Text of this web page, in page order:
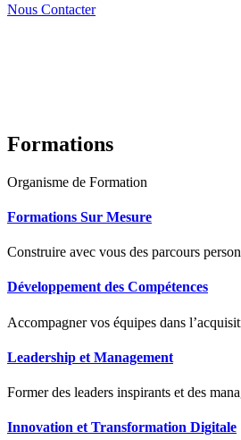
Nous Contacter
Formations
Organisme de Formation
Formations Sur Mesure
Construire avec vous des parcours
Développement des Compétences
Accompagner vos équipes dans
Leadership et Management
Former des leaders inspirants et des
Innovation et Transformation Digitale